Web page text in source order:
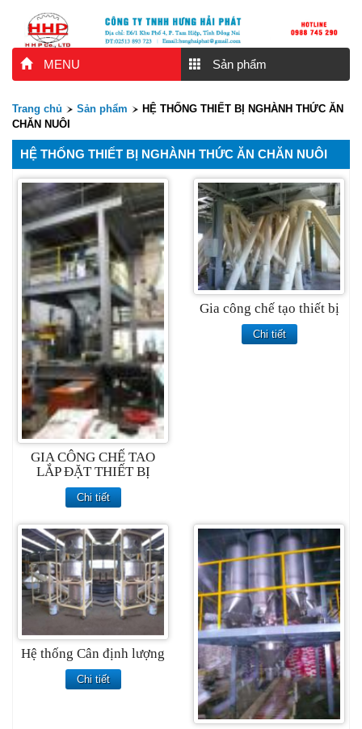
MENU Sản phẩm
Trang chủ Sản phẩm
HỆ THỐNG THIẾT BỊ NGHÀNH THỨC ĂN
CHĂN NUÔI
HỆ THỐNG THIẾT BỊ NGHÀNH THỨC ĂN CHĂN NUÔI
GIA CÔNG CHẾ TAO
LẮP ĐẶT THIẾT BỊ
Chi tiết
Gia công chế tạo thiết bị
Chi tiết
Hệ thống Cân định lượng
Chi tiết